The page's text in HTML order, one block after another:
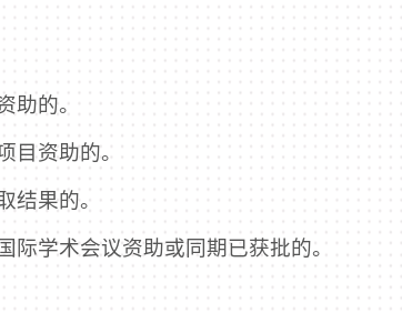
助的。
目资助的。
结果的。
际学术会议资助或同期已获批的。